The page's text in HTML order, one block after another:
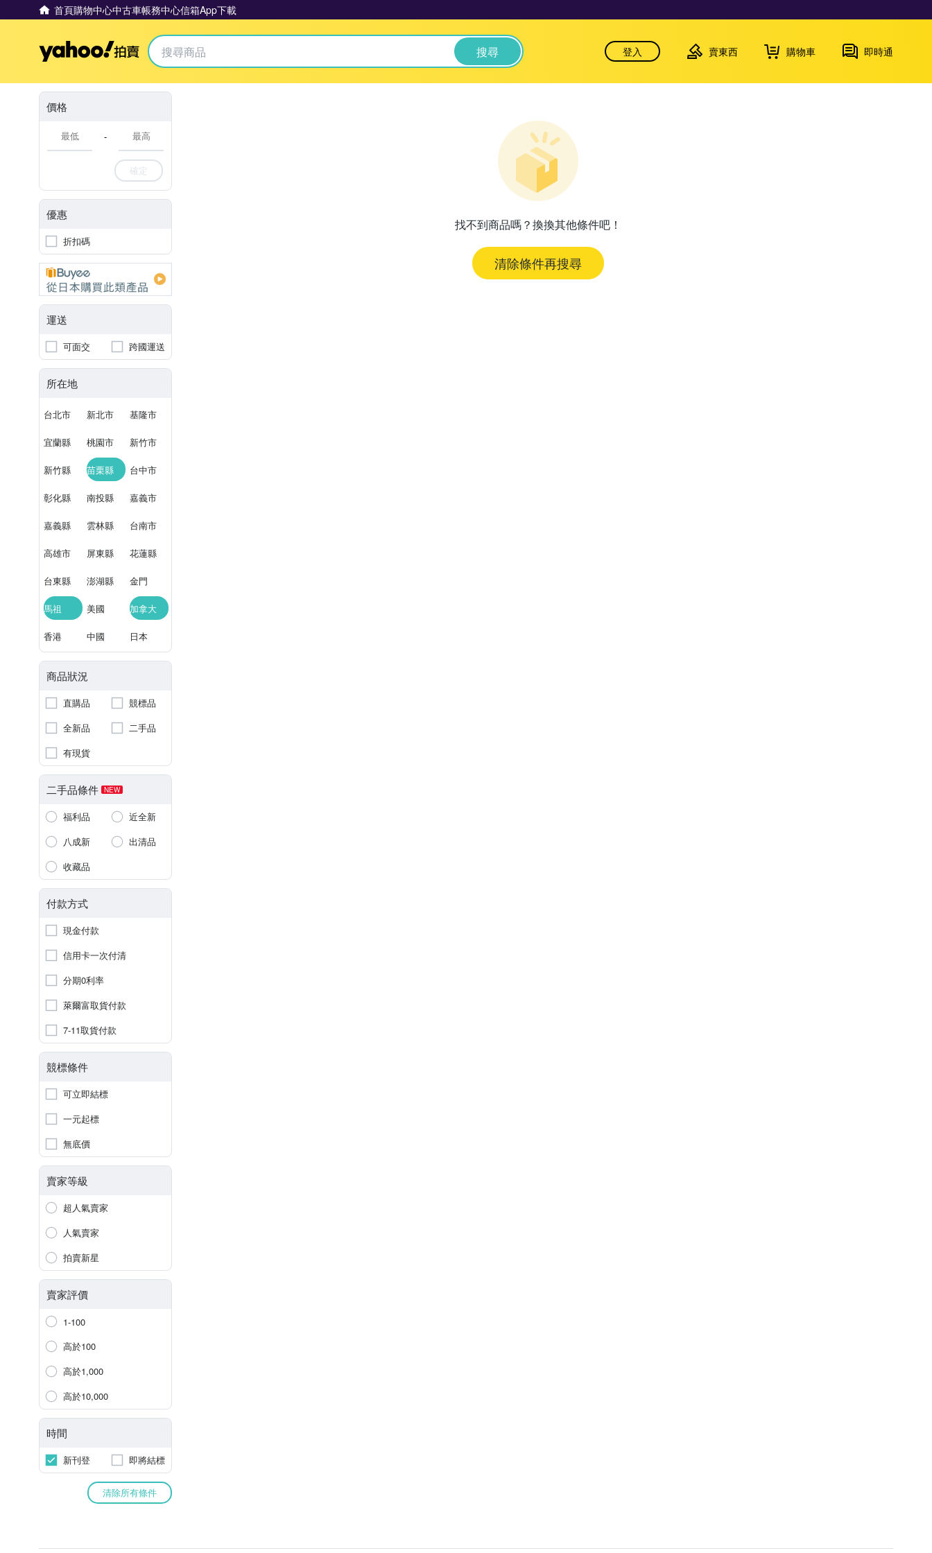
首頁購物中心中古車帳務中心信箱App下載
Yahoo拍賣 搜尋 登入 賣東西 購物車 即時通
價格
-
確定
優惠
折扣碼
運送
可面交 跨國運送
所在地
台北市 新北市 基隆市
宜蘭縣 桃園市 新竹市
新竹縣 苗栗縣 台中市
彰化縣 南投縣 嘉義市
嘉義縣 雲林縣 台南市
高雄市 屏東縣 花蓮縣
台東縣 澎湖縣 金門
馬祖 美國 加拿大
香港 中國 日本
商品狀況
直購品
競標品
全新品
二手品
有現貨
二手品條件 NEW
福利品
近全新
八成新
出清品
收藏品
付款方式
現金付款
信用卡一次付清
分期0利率
萊爾富取貨付款
7-11取貨付款
競標條件
可立即結標
一元起標
無底價
賣家等級
超人氣賣家
人氣賣家
拍賣新星
賣家評價
1-100
高於100
高於1,000
高於10,000
時間
新刊登 即將結標
清除所有條件
找不到商品嗎？換換其他條件吧！
清除條件再搜尋